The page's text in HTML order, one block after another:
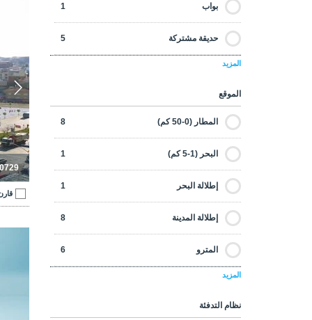
بواب 1
حديقة مشتركة 5
المزيد
الموقع
المطار (0-50 كم) 8
البحر (1-5 كم) 1
إطلالة البحر 1
إطلالة المدينة 8
المترو 6
المزيد
نظام التدفئة